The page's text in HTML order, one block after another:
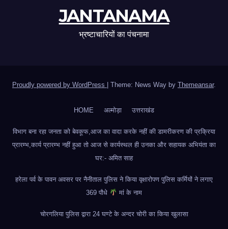
JANTANAMA
भ्रष्टाचारियों का पंचनामा
Proudly powered by WordPress Theme: News Way by Themeansar.
HOME अल्मोड़ा उत्तराखंड
विभाग बना रहा जनता को बेवकूफ,आज का वादा करके नहीं की डामरीकरण की प्रक्रिया
प्रारम्भ,कार्य प्रारम्भ नहीं हुआ तो आज से कार्यस्थल ही उनका और सहायक अभियंता का
घर:- अमित साह
हरेला पर्व के पावन अवसर पर नैनीताल पुलिस ने किया वृक्षारोपण पुलिस कर्मियों ने लगाए
369 पौधे
मां के नाम
चोरगलिया पुलिस द्वारा 24 घण्टे के अन्दर चोरी का किया खुलासा